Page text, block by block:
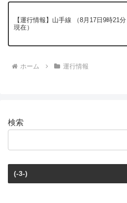
【運行情報】山手線 （8月17日9時21分
現在）
ホーム 運行情報
検索
(-3-)